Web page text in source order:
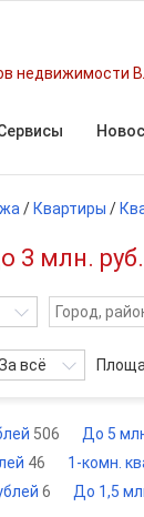
недвижимости
/ Квартиры /
3 млн.
всё
506 До 5
46 1-комн.
6 До 1,5